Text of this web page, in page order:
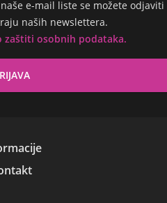
e-mail liste se možete odjaviti
naših newslettera.
zaštiti osobnih podataka.